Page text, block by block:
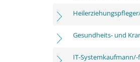
Gesundheits- und
IT-Systemkaufmann/-